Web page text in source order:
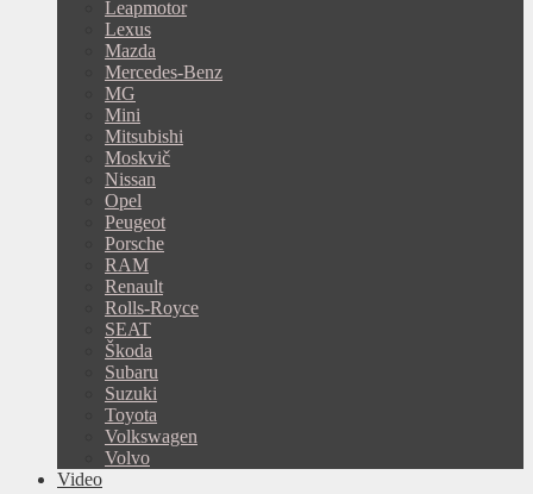
Leapmotor
Lexus
Mazda
Mercedes-Benz
MG
Mini
Mitsubishi
Moskvič
Nissan
Opel
Peugeot
Porsche
RAM
Renault
Rolls-Royce
SEAT
Škoda
Subaru
Suzuki
Toyota
Volkswagen
Volvo
Video